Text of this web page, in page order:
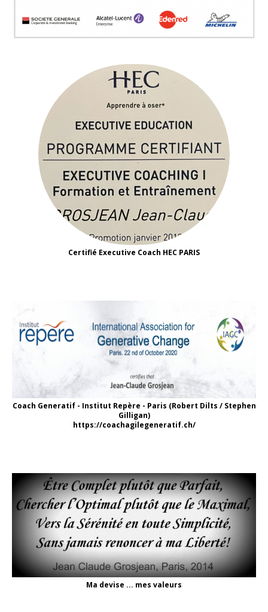
Certifié Executive Coach HEC PARIS
Coach Generatif - Institut Repère - Paris (Robert Dilts / Stephen
Gilligan)
https://coachagilegeneratif.ch/
Ma devise ... mes valeurs